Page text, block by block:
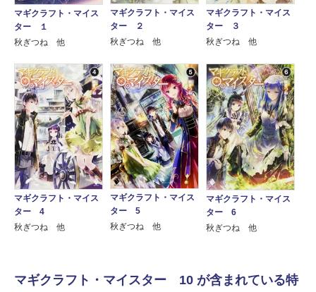
マギクラフト・マイス
ター １
秋ぎつね 他
マギクラフト・マイス
ター ２
秋ぎつね 他
マギクラフト・マイス
ター ３
秋ぎつね 他
マギクラフト・マイス
ター 4
秋ぎつね 他
マギクラフト・マイス
ター 5
秋ぎつね 他
マギクラフト・マイス
ター 6
秋ぎつね 他
マギクラフト・マイスター 10 が含まれている特